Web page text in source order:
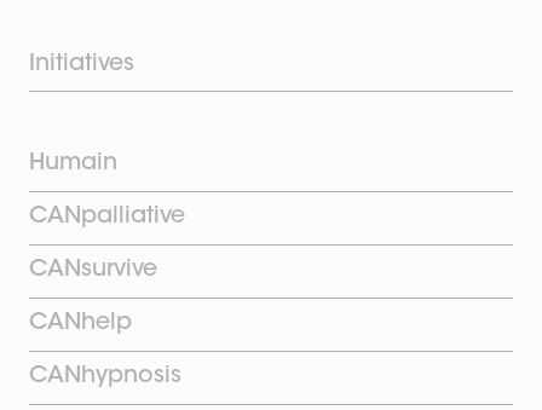
Initiatives
Humain
CANpalliative
CANsurvive
CANhelp
CANhypnosis